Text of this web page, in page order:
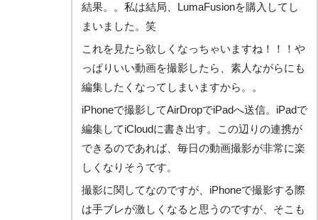
結果。。私は結局、LumaFusionを購入してし
まいました。笑
これを見たら欲しくなっちゃいますね！！！や
っぱりいい動画を撮影したら、素人ながらにも
編集したくなってしまいますから。。
iPhoneで撮影してAirDropでiPadへ送信。iPadで
編集してiCloudに書き出す。この辺りの連携が
できるのであれば、毎日の動画撮影が非常に楽
しくなりそうです。
撮影に関してなのですが、iPhoneで撮影する際
は手ブレが激しくなると思うのですが、そこも